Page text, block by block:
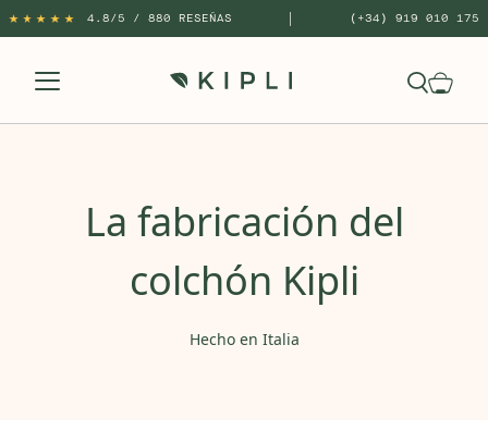
4.8/5 / 880 RESEÑAS (+34) 919 010 175
La fabricación del
colchón Kipli
Hecho en Italia